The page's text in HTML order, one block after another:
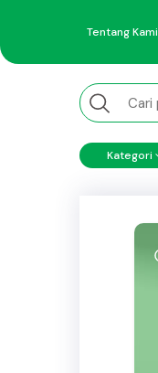
Tentang Kami
Kategori